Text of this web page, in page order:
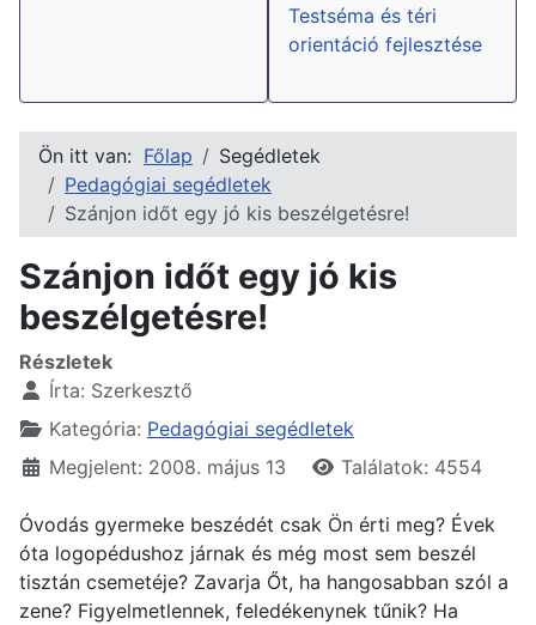
Testséma és téri
orientáció fejlesztése
Ön itt van: Főlap
Segédletek
Pedagógiai segédletek
Szánjon időt egy jó kis beszélgetésre!
Szánjon időt egy jó kis
beszélgetésre!
Részletek
Írta: Szerkesztő
Kategória: Pedagógiai segédletek
Megjelent: 2008. május 13
Találatok: 4554
Óvodás gyermeke beszédét csak Ön érti meg? Évek
óta logopédushoz járnak és még most sem beszél
tisztán csemetéje? Zavarja Őt, ha hangosabban szól a
zene? Figyelmetlennek, feledékenynek tűnik? Ha